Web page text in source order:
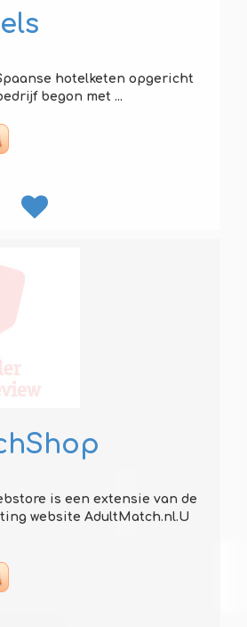
hotelketen opgericht
begon met ...
is een extensie van de
website AdultMatch.nl.U